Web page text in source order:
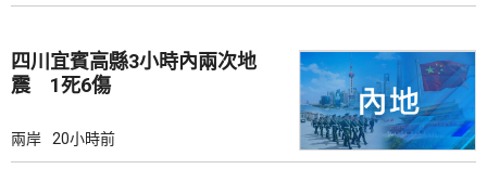
四川宜賓高縣3小時內兩次地
震 1死6傷
兩岸 20小時前